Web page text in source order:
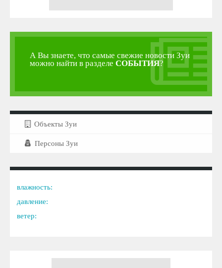
А Вы знаете, что самые свежие новости Зуи
можно найти в разделе СОБЫТИЯ?
Объекты Зуи
Персоны Зуи
влажность:
давление:
ветер: